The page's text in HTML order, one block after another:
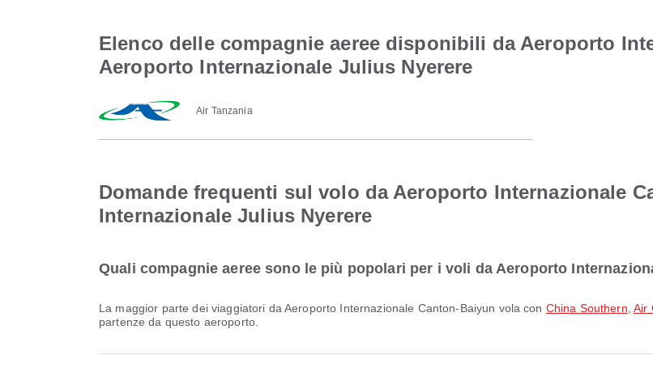
Elenco delle compagnie aeree disponibili da Aeroporto
Aeroporto Internazionale Julius Nyerere
Air Tanzania
Domande frequenti sul volo da Aeroporto Internazionale
Internazionale Julius Nyerere
Quali compagnie aeree sono le più popolari per i voli da Aeroporto
La maggior parte dei viaggiatori da Aeroporto Internazionale Canton-Baiyun vola con China Southern ,Air
partenze da questo aeroporto.